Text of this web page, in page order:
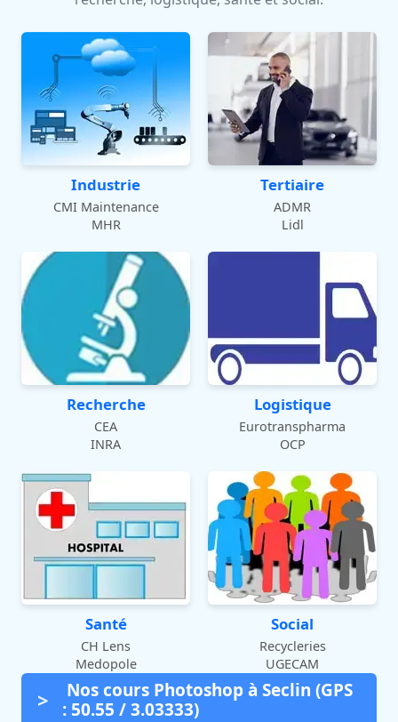
Industrie
CMI Maintenance
MHR
Tertiaire
ADMR
Lidl
Recherche
CEA
INRA
Logistique
Eurotranspharma
OCP
Santé
CH Lens
Medopole
Social
Recycleries
UGECAM
Nos cours Photoshop à Seclin (GPS
: 50.55 / 3.03333)